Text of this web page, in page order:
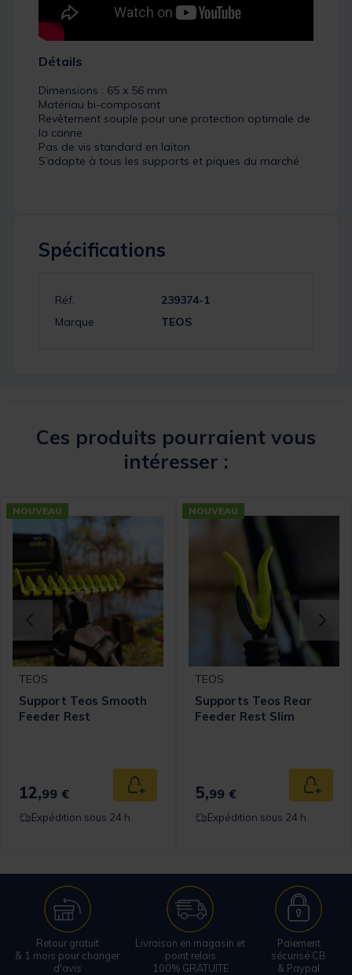
Détails
Dimensions : 65 x 56 mm
Matériau bi-composant
Revêtement souple pour une protection optimale de
la canne
Pas de vis standard en laiton
S’adapte à tous les supports et piques du marché
Spécifications
Réf.
239374-1
Marque
TEOS
Ces produits pourraient vous
intéresser :
panier
NOUVEAU
TEOS
Support Teos Smooth
Feeder Rest
12,99 € Ajouter au panier
Expédition sous 24 h
NOUVEAU
TEOS
Supports Teos Rear
Feeder Rest Slim
5,99 €
Expédition sous 24 h
Retour gratuit
& 1 mois pour changer
d'avis
Livraison en magasin et
point relais
100% GRATUITE
Paiement
sécurisé CB
& Paypal